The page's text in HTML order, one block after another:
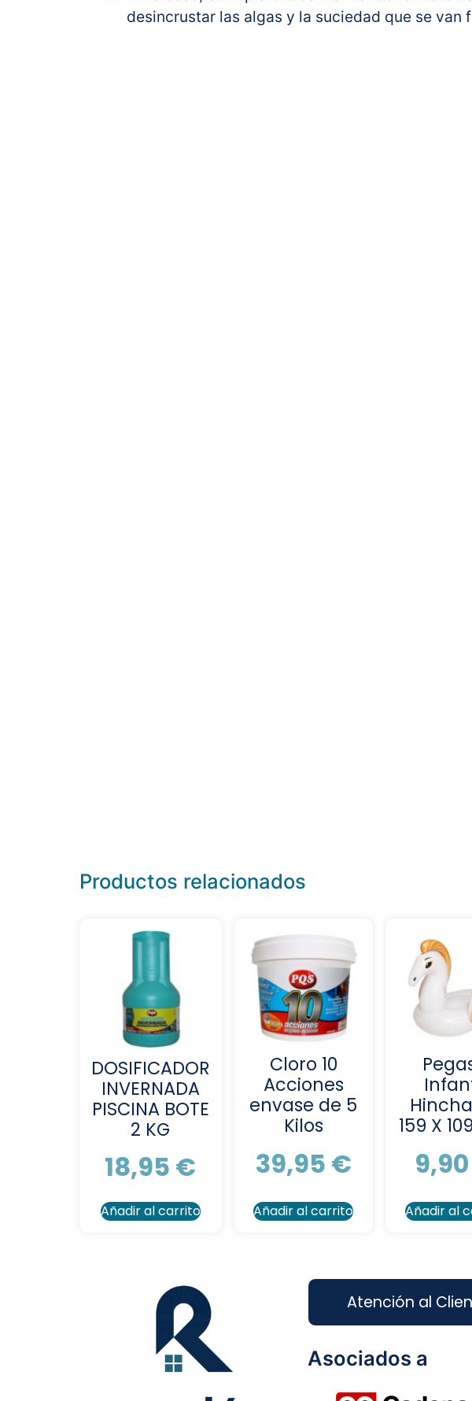
desincrustar las algas y la suciedad que se van
Productos relacionados
DOSIFICADOR
INVERNADA
PISCINA BOTE
2 KG
18,95 €
Añadir al carrito
Cloro 10
Acciones
envase de 5
Kilos
39,95 €
Añadir al carrito
159 X
9,90
Añadir al
Atención al
Asociados a